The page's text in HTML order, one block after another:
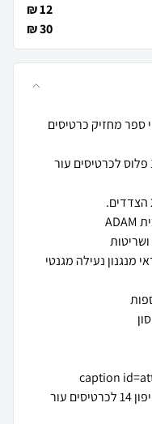
12 ₪
30 ₪
כיסוי ספר מחזיק כרטיסים
כיסוי נרתיק ספר קנגרו כיסוי לאייפון 14 פלוס לכרטיסים עור
מנגנון נעילה מגנטי
[caption
width=535] כיסוי נרתיק ספר קנגרו אייפון 14 לכרטיסים עור